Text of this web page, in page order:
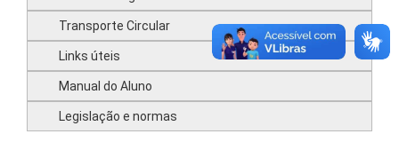
Transporte Circular
Links úteis
Manual do Aluno
Legislação e normas